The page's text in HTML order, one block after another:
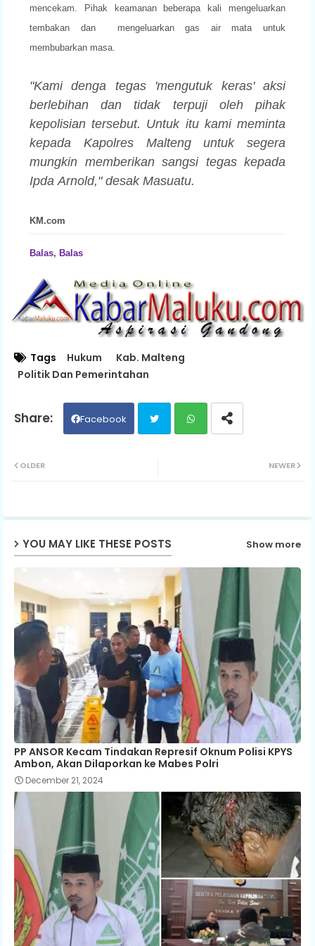
mencekam. Pihak keamanan
beberapa kali mengeluarkan
tembakan dan mengeluarkan gas air mata untuk
membubarkan masa.
"Kami denga tegas 'mengutuk keras' aksi
berlebihan dan tidak terpuji oleh pihak
kepolisian tersebut. Untuk itu kami meminta
kepada Kapolres Malteng untuk segera
mungkin memberikan sangsi tegas kepada
Ipda Arnold," desak Masuatu.
KM.com
Balas, Balas
Tags Hukum
Kab. Malteng
Politik Dan Pemerintahan
Facebook
ap
NEWER
OLDER
YOU MAY LIKE THESE POSTS Show more
PP ANSOR Kecam Tindakan Represif Oknum Polisi KPYS
Ambon, Akan Dilaporkan ke Mabes Polri
December 21, 2024